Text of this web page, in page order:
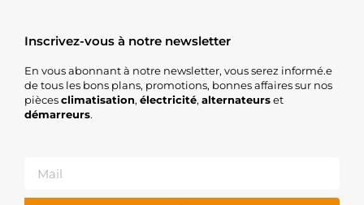
Inscrivez-vous à notre newsletter
En vous abonnant à notre newsletter, vous serez informé.e
de tous les bons plans, promotions, bonnes affaires sur nos
piècesclimatisation, électricité, alternateurset
démarreurs.